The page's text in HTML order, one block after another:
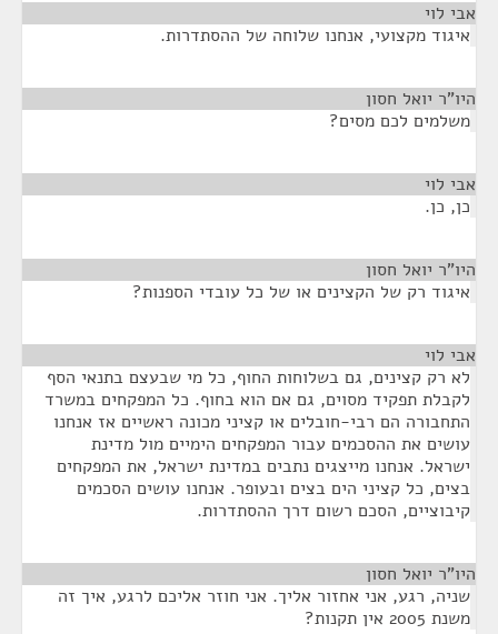
אבי לוי
איגוד מקצועי, אנחנו שלוחה של ההסתדרות.
היו"ר יואל חסון
משלמים לכם מסים?
אבי לוי
כן, כן.
היו"ר יואל חסון
איגוד רק של הקצינים או של כל עובדי הספנות?
אבי לוי
לא רק קצינים, גם בשלוחות החוף, כל מי שבעצם בתנאי הסף
לקבלת תפקיד מסוים, גם אם הוא בחוף. כל המפקחים במשרד
התחבורה הם רבי-חובלים או קציני מכונה ראשיים אז אנחנו
עושים את ההסכמים עבור המפקחים הימיים מול מדינת
ישראל. אנחנו מייצגים נתבים במדינת ישראל, את המפקחים
בצים, כל קציני הים בצים ובעופר. אנחנו עושים הסכמים
קיבוציים, הסכם רשום דרך ההסתדרות.
היו"ר יואל חסון
שניה, רגע, אני אחזור אליך. אני חוזר אליכם לרגע, איך זה
משנת 2005 אין תקנות?